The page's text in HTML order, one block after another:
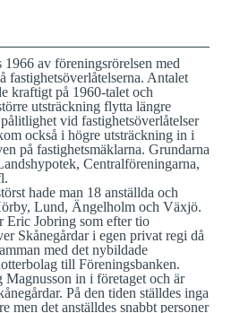
1966 av föreningsrörelsen med
fastighetsöverlåtelserna. Antalet
kraftigt på 1960-talet och
utsträckning flytta längre
vid fastighetsöverlåtelser
också i högre utsträckning in i
på fastighetsmäklarna. Grundarna
Centralföreningarna,
hade man 18 anställda och
Lund, Ängelholm och Växjö.
Eric Jobring som efter tio
Skånegårdar i egen privat regi då
med det nybildade
till Föreningsbanken.
in i företaget och är
På den tiden ställdes inga
men det anställdes snabbt personer